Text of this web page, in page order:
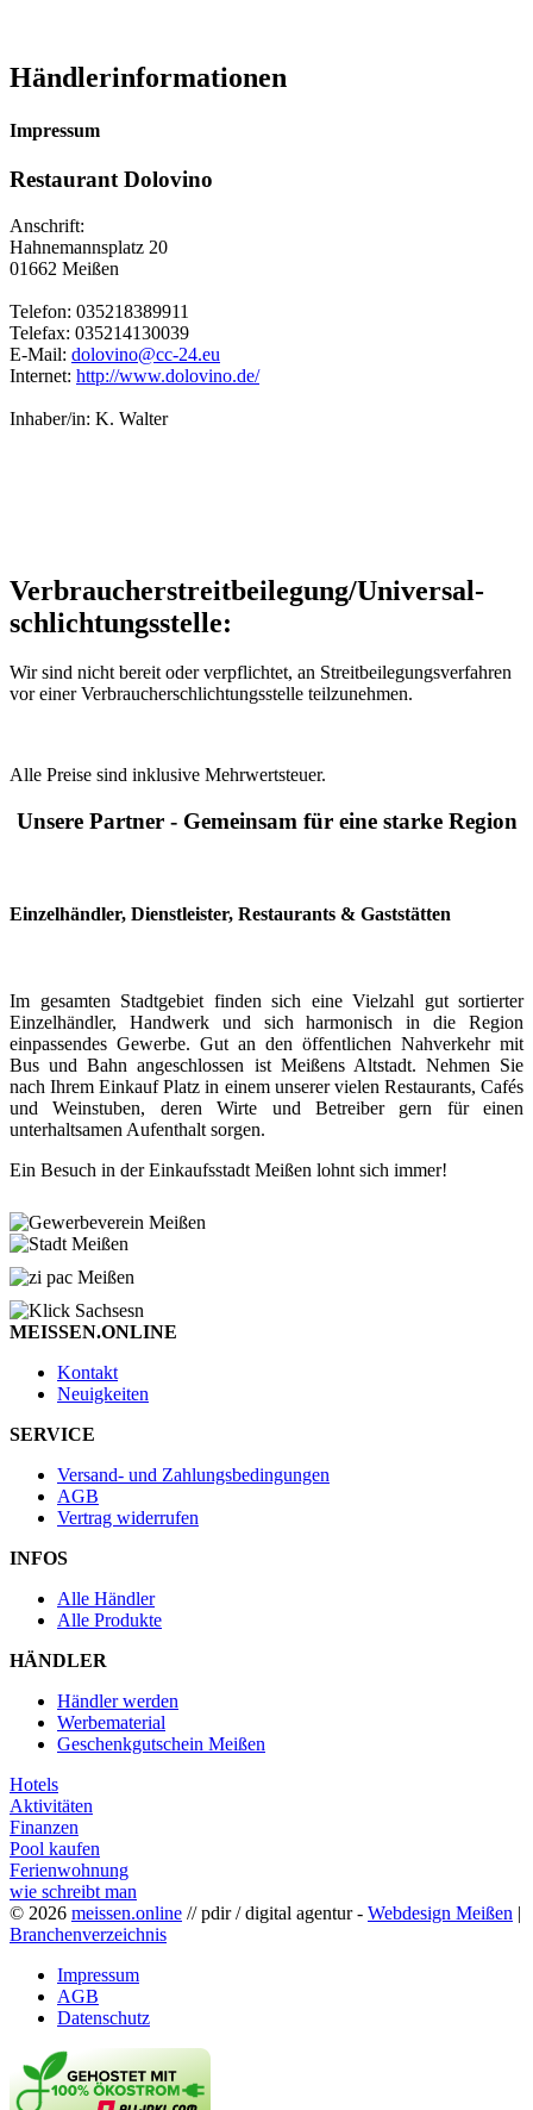
Händlerinformationen
Impressum
Restaurant Dolovino
Anschrift:
Hahnemannsplatz 20
01662 Meißen
Telefon: 035218389911
Telefax: 035214130039
E-Mail: dolovino@cc-24.eu
Internet: http://www.dolovino.de/
Inhaber/in: K. Walter
Verbraucher­streit­beilegung/Universal­
schlichtungs­stelle:
Wir sind nicht bereit oder verpflichtet, an Streitbeilegungsverfahren
vor einer Verbraucherschlichtungsstelle teilzunehmen.
Alle Preise sind inklusive Mehrwertsteuer.
Unsere Partner - Gemeinsam für eine starke Region
Einzelhändler, Dienstleister, Restaurants & Gaststätten
Im gesamten Stadtgebiet finden sich eine Vielzahl gut sortierter
Einzelhändler, Handwerk und sich harmonisch in die Region
einpassendes Gewerbe. Gut an den öffentlichen Nahverkehr mit
Bus und Bahn angeschlossen ist Meißens Altstadt. Nehmen Sie
nach Ihrem Einkauf Platz in einem unserer vielen Restaurants, Cafés
und Weinstuben, deren Wirte und Betreiber gern für einen
unterhaltsamen Aufenthalt sorgen.
Ein Besuch in der Einkaufsstadt Meißen lohnt sich immer!
MEISSEN.ONLINE
Kontakt
Neuigkeiten
SERVICE
Versand- und Zahlungsbedingungen
AGB
Vertrag widerrufen
INFOS
Alle Händler
Alle Produkte
HÄNDLER
Händler werden
Werbematerial
Geschenkgutschein Meißen
Hotels
Aktivitäten
Finanzen
Pool kaufen
Ferienwohnung
wie schreibt man
© 2026 meissen.online // pdir / digital agentur - Webdesign Meißen |
Branchenverzeichnis
Impressum
AGB
Datenschutz